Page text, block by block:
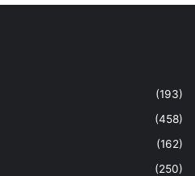
(193)
(458)
(162)
(250)